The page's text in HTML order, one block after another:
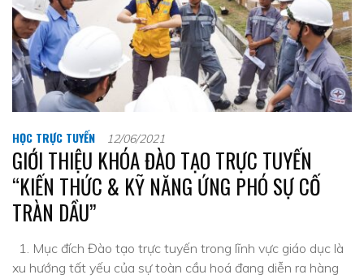
HỌC TRỰC TUYẾN 12/06/2021
GIỚI THIỆU KHÓA ĐÀO TẠO TRỰC TUYẾN
“KIẾN THỨC & KỸ NĂNG ỨNG PHÓ SỰ CỐ
TRÀN DẦU”
1. Mục đích Đào tạo trực tuyến trong lĩnh vực giáo dục là
xu hướng tất yếu của sự toàn cầu hoá đang diễn ra hàng